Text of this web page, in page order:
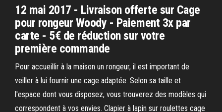
12 mai 2017 - Livraison offerte sur Cage
pour rongeur Woody - Paiement 3x par
carte - 5€ de réduction sur votre
première commande
Pour accueillir à la maison un rongeur, il est important de
veiller à lui fournir une cage adaptée. Selon sa taille et
l'espace dont vous disposez, vous trouverez des modèles qui
correspondent à vos envies. Clapier à lapin sur roulettes cage